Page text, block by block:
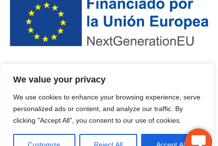
We value your privacy
We use cookies to enhance your browsing experience, serve
personalized ads or content, and analyze our traffic. By
clicking "Accept All", you consent to our use of cookies.
© 2024 · DEPUTACIÓN OURENSE
POLÍTICA DE PRIVACIDAD
POLÍTICA DE COOKIES
Galego